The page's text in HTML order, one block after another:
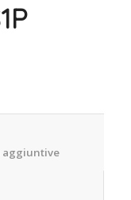
Informazioni